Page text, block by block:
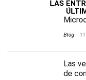
LAS
Blog
Las
de